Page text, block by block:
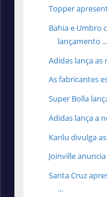
Topper
Bahia e Umbro
lançamento ...
Adidas lança as
As fabricantes
Super Bolla
Adidas lança a
Karilu divulga
Joinville
Santa Cruz
...